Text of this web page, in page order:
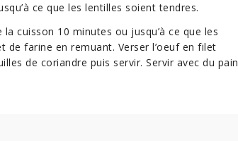
ce que les lentilles soient tendres.
cuisson 10 minutes ou jusqu’à ce que les
farine en remuant. Verser l’oeuf en filet
de coriandre puis servir. Servir avec du pain